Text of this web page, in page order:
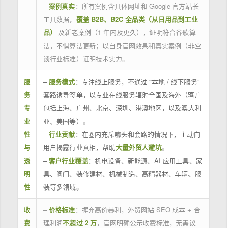
– 案例真实：所有案例含具体网址和 Google 官方站长
工具数据， 覆盖 B2B、B2C 全品类（从日用品到工业
品）
及新老案例（1 年内及更久），证明符合谷歌算
法，不惧算法更新；以自身官网效果和真实案例（非空
谈行业标准）证明技术实力。
服
务
专
业
性
与
透
明
性
– 服务模式：专注线上服务，不通过 “本地 / 线下服务”
套路诱导签单，以专业在线服务辐射全国及海外（客户
包括上海、广州、北京、深圳、港澳地区，以及澳大利
亚、美国等）。
–行业贡献：在圈内充斥噱头和套路的情况下，主动向
用户揭露行业真相，帮助大量外贸人避坑。
–客户行业覆盖：机电设备、新能源、AI 应用工具、家
具、阀门、装修建材、机械制造、高精器材、车辆、服
装等多领域。
收
费
– 价格标准：摒弃高价暴利，外贸网站 SEO 成本 + 合
理利润不超过 2 万，官网明确公示收费标准，无需议